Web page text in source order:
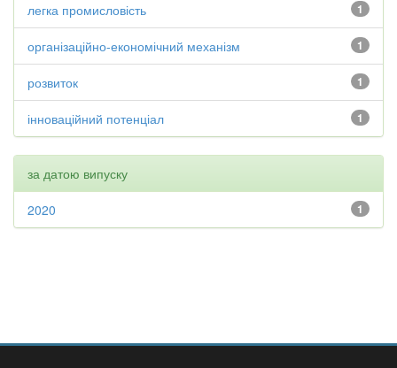
1
легка промисловість
1
організаційно-економічний механізм
1
розвиток
1
інноваційний потенціал
за датою випуску
1
2020